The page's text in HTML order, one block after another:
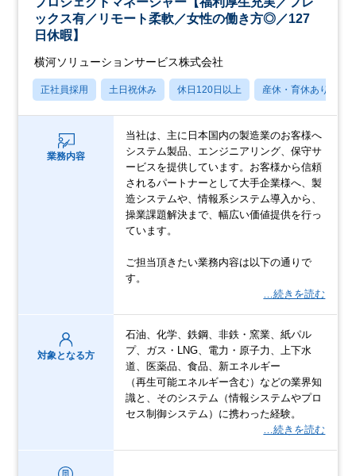
ックス有／リモート柔軟／女性の働き方◎／127
日休暇】
横河ソリューションサービス株式会社
正社員採用 土日祝休み 休日120日以上 産休・育休あり
業務内容
当社は、主に日本国内の製造業のお客様へ
システム製品、エンジニアリング、保守サ
ービスを提供しています。お客様から信頼
されるパートナーとして大手企業様へ、製
造システムや、情報系システム導入から、
操業課題解決まで、幅広い価値提供を行っ
ています。
ご担当頂きたい業務内容は以下の通りで
す。
…続きを読む
対象となる方
石油、化学、鉄鋼、非鉄・窯業、紙パル
プ、ガス・LNG、電力・原子力、上下水
道、医薬品、食品、新エネルギー​
（再生可能エネルギー含む）などの業界知
識と、そのシステム（情報システムやプロ
セス制御システム）に携わった経験。​
…続きを読む